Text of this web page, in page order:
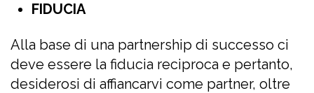
FIDUCIA
Alla base di una partnership di successo ci
deve essere la fiducia reciproca e pertanto,
desiderosi di affiancarvi come partner, oltre